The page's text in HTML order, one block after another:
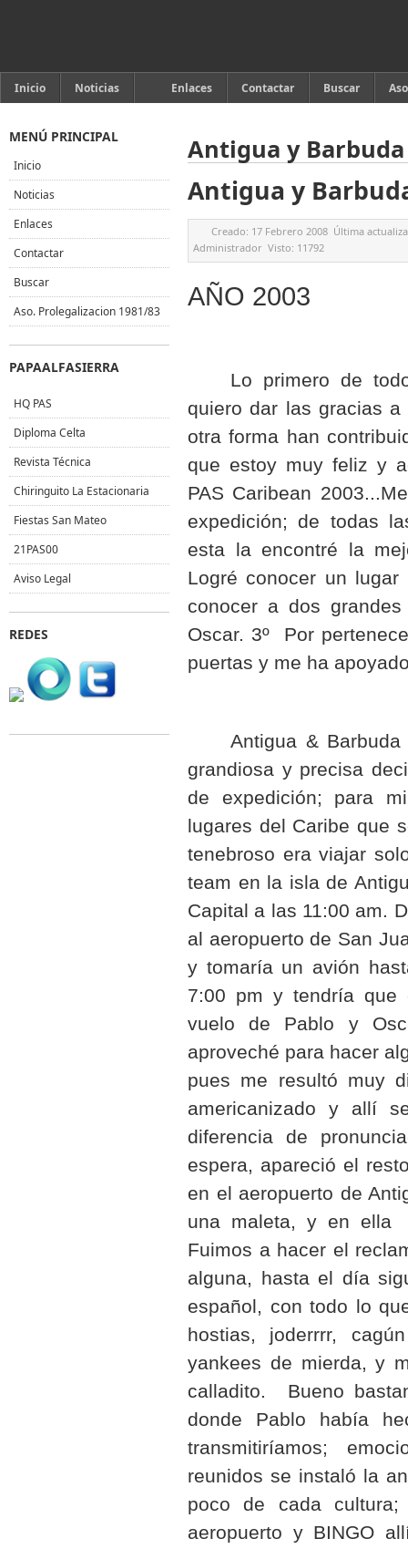
Inicio Noticias Enlaces Contactar Buscar
Antigua y Barbuda
Antigua y
Creado: 17 Febrero 2008 Última
Administrador Visto: 11792
AÑO 2003
Lo primero de
quiero dar las gracias
otra forma han
que estoy muy feliz y
PAS Caribean
expedición; de todas
esta la encontré la
Logré conocer un
conocer a dos
Oscar. 3º Por
puertas y me ha
Antigua &
grandiosa y precisa
de expedición; para
lugares del Caribe que
tenebroso era viajar
team en la isla de
Capital a las 11:00 am.
al aeropuerto de San
y tomaría un avión
7:00 pm y tendría que
vuelo de Pablo y
aproveché para hacer
pues me resultó muy
americanizado y allí
diferencia de
espera, apareció el
en el aeropuerto de
una maleta, y en ella
Fuimos a hacer el
alguna, hasta el día
español, con todo lo
hostias, joderrrr,
yankees de mierda, y
calladito. Bueno
donde Pablo había
transmitiríamos;
reunidos se instaló la
poco de cada
aeropuerto y BINGO
MENÚ PRINCIPAL
Inicio
Noticias
Enlaces
Contactar
Buscar
Aso. Prolegalizacion 1981/83
PAPAALFASIERRA
HQ PAS
Diploma Celta
Revista Técnica
Chiringuito La Estacionaria
Fiestas San Mateo
21PAS00
Aviso Legal
REDES